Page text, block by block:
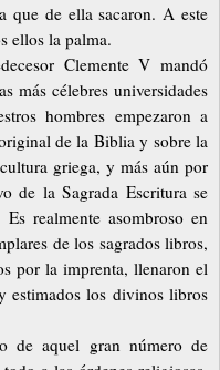
que de ella sacaron. A este
ellos la palma.
Clemente V mandó
más célebres universidades
hombres empezaron a
de la Biblia y sobre la
griega, y más aún por
de la Sagrada Escritura se
realmente asombroso en
de los sagrados libros,
por la imprenta, llenaron el
estimados los divinos libros
de aquel gran número de